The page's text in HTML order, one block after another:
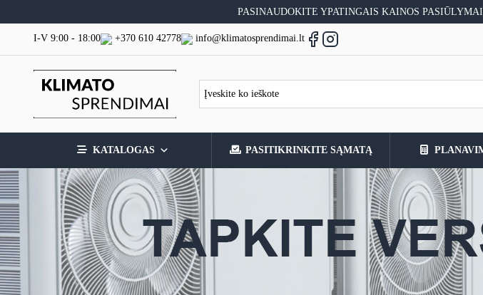
to
PASINAUDOKITE YPATINGAIS KAINOS
I-V 9:00 - 18:00 +370 610 42778 info@klimatosprendimai.lt
KATALOGAS PASITIKRINKITE SĄMATĄ